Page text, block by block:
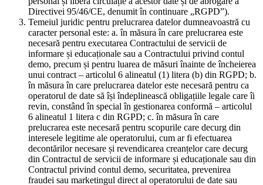
Directivei 95/46/CE, denumit în continuare „RGPD”).
Temeiul juridic pentru prelucrarea datelor dumneavoastră cu
caracter personal este: a. în măsura în care prelucrarea este
necesară pentru executarea Contractului de servicii de
informare și educaționale sau a Contractului privind contul
demo, precum și pentru luarea de măsuri înainte de încheierea
unui contract – articolul 6 alineatul (1) litera (b) din RGPD; b.
în măsura în care prelucrarea datelor este necesară pentru ca
operatorul de date să își îndeplinească obligațiile legale care îi
revin, constând în special în gestionarea conformă – articolul
6 alineatul 1 litera c din RGPD; c. în măsura în care
prelucrarea este necesară pentru scopurile care decurg din
interesele legitime ale operatorului, cum ar fi efectuarea
decontărilor necesare și revendicarea creanțelor care decurg
din Contractul de servicii de informare și educaționale sau din
Contractul privind contul demo, securitatea, prevenirea
fraudei sau marketingul direct al operatorului de date sau